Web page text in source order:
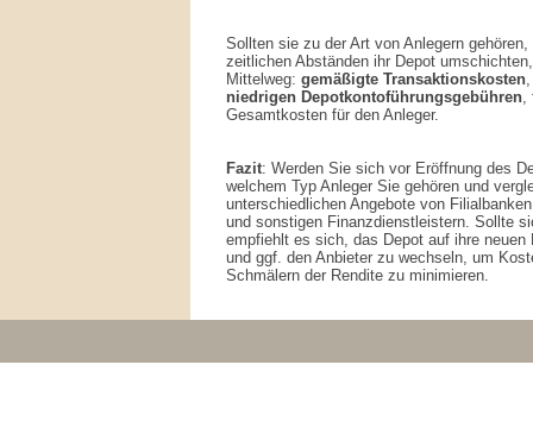
Sollten sie zu der Art von Anlegern
zeitlichen Abständen ihr Depot
Mittelweg: gemäßigte Transaktionskosten
niedrigen Depotkontoführungsgebühren,
Gesamtkosten für den Anleger.
Fazit: Werden Sie sich vor Eröffnung des
welchem Typ Anleger Sie gehören und
unterschiedlichen Angebote von
und sonstigen Finanzdienstleistern. Sollte
empfiehlt es sich, das Depot auf ihre
und ggf. den Anbieter zu wechseln, um
Schmälern der Rendite zu minimieren.